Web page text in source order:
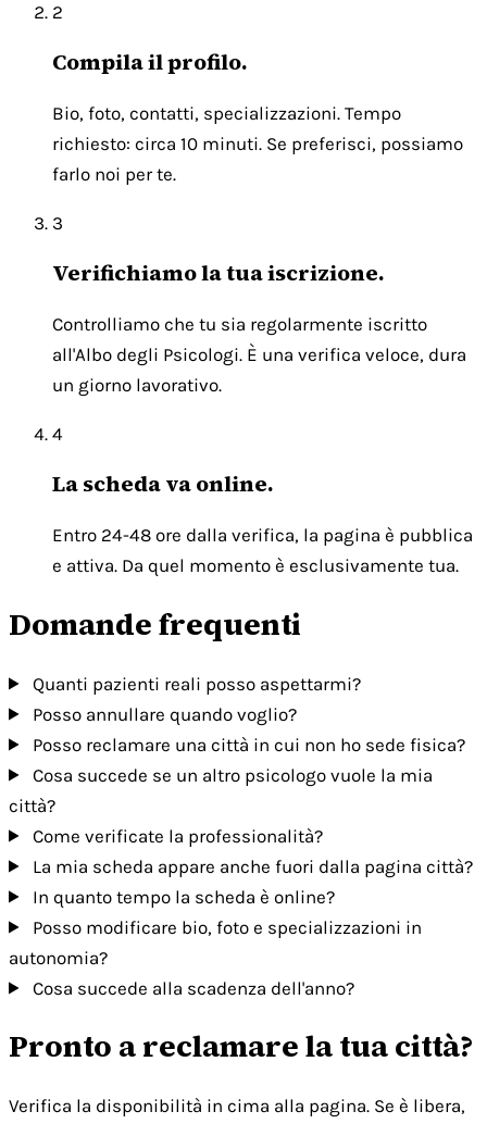
2
Compila il profilo.
Bio, foto, contatti, specializzazioni. Tempo
richiesto: circa 10 minuti. Se preferisci, possiamo
farlo noi per te.
3
Verifichiamo la tua iscrizione.
Controlliamo che tu sia regolarmente iscritto
all'Albo degli Psicologi. È una verifica veloce, dura
un giorno lavorativo.
4
La scheda va online.
Entro 24-48 ore dalla verifica, la pagina è pubblica
e attiva. Da quel momento è esclusivamente tua.
Domande frequenti
Quanti pazienti reali posso aspettarmi?
Posso annullare quando voglio?
Posso reclamare una città in cui non ho sede fisica?
Cosa succede se un altro psicologo vuole la mia
città?
Come verificate la professionalità?
La mia scheda appare anche fuori dalla pagina città?
In quanto tempo la scheda è online?
Posso modificare bio, foto e specializzazioni in
autonomia?
Cosa succede alla scadenza dell'anno?
Pronto a reclamare la tua città?
Verifica la disponibilità in cima alla pagina. Se è libera,